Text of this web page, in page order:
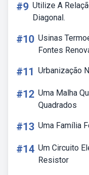
#9 Utilize A
Diagonal.
#10 Usinas
Fontes
#11 Urbanização
#12 Uma Malha
Quadrados
#13 Uma Família
#14 Um Circuito
Resistor